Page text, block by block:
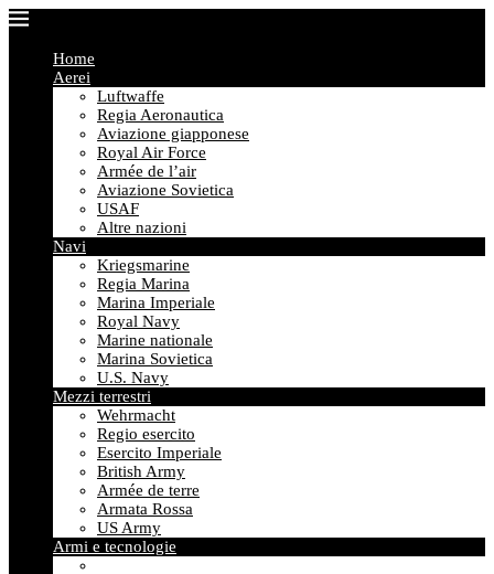
Home
Aerei
Luftwaffe
Regia Aeronautica
Aviazione giapponese
Royal Air Force
Armée de l’air
Aviazione Sovietica
USAF
Altre nazioni
Navi
Kriegsmarine
Regia Marina
Marina Imperiale
Royal Navy
Marine nationale
Marina Sovietica
U.S. Navy
Mezzi terrestri
Wehrmacht
Regio esercito
Esercito Imperiale
British Army
Armée de terre
Armata Rossa
US Army
Armi e tecnologie